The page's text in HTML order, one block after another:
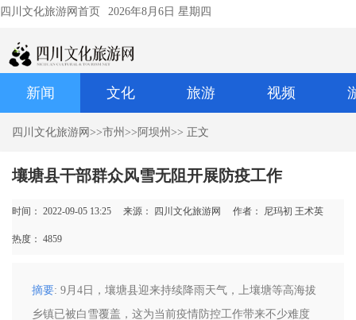
四川文化旅游网首页 2026年8月6日 星期四
新闻 文化 旅游 视频
四川文化旅游网 >>市州 >> 阿坝州 >> 正文
壤塘县干部群众风雪无阻开展防疫工作
时间： 2022-09-05 13:25 来源： 四川文化旅游网 作者： 尼玛初 王术英
热度： 4859
摘要: ​9月4日，壤塘县迎来持续降雨天气，上壤塘等高海拔
乡镇已被白雪覆盖，这为当前疫情防控工作带来不少难度